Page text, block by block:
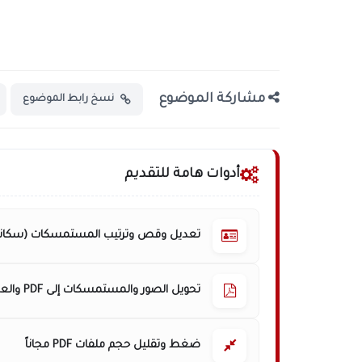
مشاركة الموضوع نسخ رابط الموضوع
أدوات هامة للتقديم
تعديل وقص وترتيب المستمسكات
تحويل الصور والمستمسكات إلى PDF والعكس
ضغط وتقليل حجم ملفات PDF مجاناً